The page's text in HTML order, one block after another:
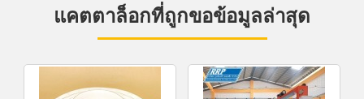
แคตตาล็อกที่ถูกขอข้อมูลล่าสุด